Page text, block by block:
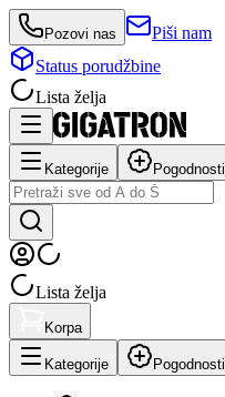
Pozovi nas
Piši nam
Status porudžbine
Lista želja
Kategorije Pogodnosti
Lista želja
Korpa
Kategorije Pogodnosti